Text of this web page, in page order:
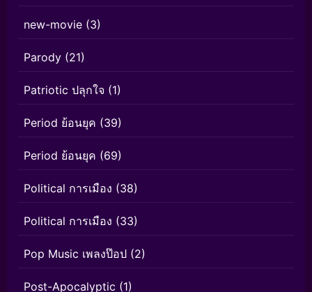
new-movie (3)
Parody (21)
Patriotic ปลุกใจ (1)
Period ย้อนยุค (39)
Period ย้อนยุค (69)
Political การเมือง (38)
Political การเมือง (33)
Pop Music เพลงป๊อป (2)
Post-Apocalyptic (1)